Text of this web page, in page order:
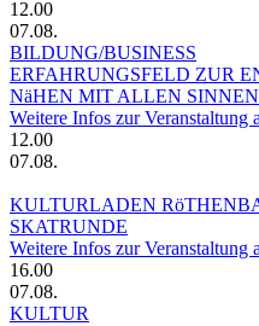
12.00
07.08.
BILDUNG/BUSINESS
ERFAHRUNGSFELD ZUR
NäHEN MIT ALLEN SINNEN
Weitere Infos zur Veranstaltung
12.00
07.08.
KULTURLADEN
SKATRUNDE
Weitere Infos zur Veranstaltung
16.00
07.08.
KULTUR